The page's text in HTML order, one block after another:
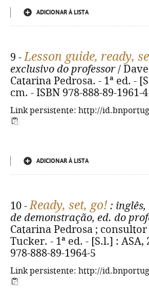
ADICIONAR À LISTA
9 -Lesson guide, ready,
exclusivo do professor/
Catarina Pedrosa. - 1ª ed. -
cm. - ISBN 978-888-89-1961-4
Link persistente: http://
ADICIONAR À LISTA
10 -Ready, set, go! : inglês,
de demonstração, ed. do
Catarina Pedrosa ;
Tucker. - 1ª ed. - [S.l.] : ASA,
978-888-89-1964-5
Link persistente: http://